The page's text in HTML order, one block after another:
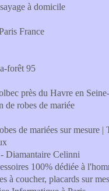
à domicile
France
forêt 95
près du Havre en
de robes de mariée
de mariées sur mesure |
Diamantaire Celinni
100% dédiée à
à coucher, placards sur